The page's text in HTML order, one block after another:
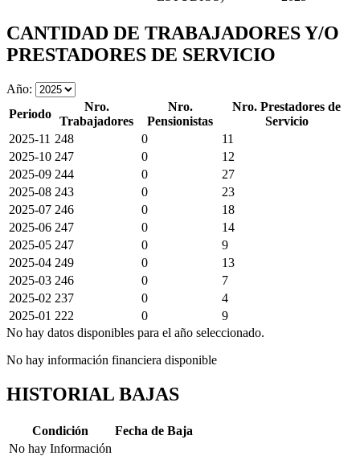
CANTIDAD DE TRABAJADORES Y/O
PRESTADORES DE SERVICIO
Año:
Periodo
Nro.
Trabajadores
Nro.
Pensionistas
Nro. Prestadores de
Servicio
2025-11 248 0
11
2025-10 247 0
12
2025-09 244 0
27
2025-08 243 0
23
2025-07 246 0
18
2025-06 247 0
14
2025-05 247 0
9
2025-04 249 0
13
2025-03 246 0
7
2025-02 237 0
4
2025-01 222 0
9
No hay datos disponibles para el año seleccionado.
No hay información financiera disponible
HISTORIAL BAJAS
Condición
Fecha de Baja
No hay Información